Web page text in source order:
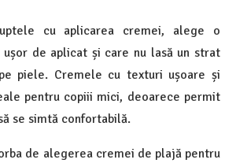
cu aplicarea cremei, alege o
de aplicat și care nu lasă un strat
piele. Cremele cu texturi ușoare și
pentru copiii mici, deoarece permit
se simtă confortabilă.
de alegerea cremei de plajă pentru